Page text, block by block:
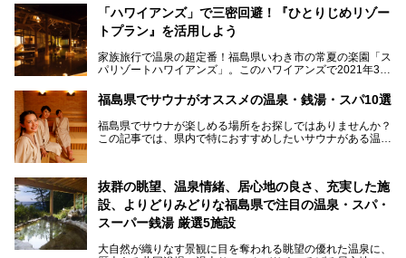
───
提供元：オリックス・ホテルマネジメント株式会社【PR】
この記事は会津東山温泉 御宿東鳳のPR記事です。
る「中通り」、磐梯山や猪苗代湖、五色沼、尾瀬湿原などが
ある「会津地方」まで、変化に富んだ自然を楽しめるのが魅
力です。
も良好で、首都圏からの週末旅行先としても人気の福島県。
そんな福島県でチェックしておきたい、評判のスーパー銭湯
「ハワイアンズ」で三密回避！『ひとりじめリゾー
トプラン』を活用しよう
家族旅行で温泉の超定番！福島県いわき市の常夏の楽園「ス
パリゾートハワイアンズ」。このハワイアンズで2021年3月
く温泉編」をスタートしました。
子供と一緒に安心して温泉に行きたい、そんな方にお役立ち
のこのプランをはじめとして、ハワイアンズの「ひとりじめ
リゾートプラン」の魅力をご紹介します。
福島県でサウナがオススメの温泉・銭湯・スパ10選
福島県でサウナが楽しめる場所をお探しではありませんか？
この記事では、県内で特におすすめしたいサウナがある温泉
「最近疲れが溜まってる。リフレッシュできる場所ないか
な？」
そんな方は、ぜひサウナに足を運んでみてくださいね。
抜群の眺望、温泉情緒、居心地の良さ、充実した施
設、よりどりみどりな福島県で注目の温泉・スパ・
スーパー銭湯 厳選5施設
大自然が織りなす景観に目を奪われる眺望の優れた温泉に、